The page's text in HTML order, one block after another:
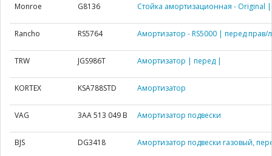
Monroe G8136 Стойка амортизационная - Original
Rancho RS5764 Амортизатор - RS5000 | перед прав/
TRW JGS986T Амортизатор | перед |
KORTEX KSA788STD Амортизатор
VAG 3AA 513 049 B Амортизатор подвески
BJS DG3418 Амортизатор подвески газовый,